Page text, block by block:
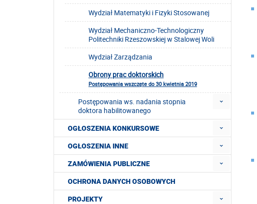
Wydział Matematyki i Fizyki Stosowanej
Wydział Mechaniczno-Technologiczny
Politechniki Rzeszowskiej w Stalowej Woli
Wydział Zarządzania
Obrony prac doktorskich
Postępowania wszczęte do 30 kwietnia 2019
Postępowania ws. nadania stopnia
doktora habilitowanego
OGŁOSZENIA KONKURSOWE
OGŁOSZENIA INNE
ZAMÓWIENIA PUBLICZNE
OCHRONA DANYCH OSOBOWYCH
PROJEKTY